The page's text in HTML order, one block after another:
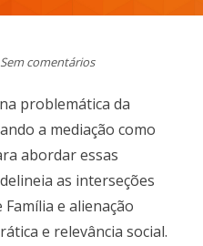
Sem comentários
problemática da
a mediação como
abordar essas
as interseções
e alienação
e relevância social.